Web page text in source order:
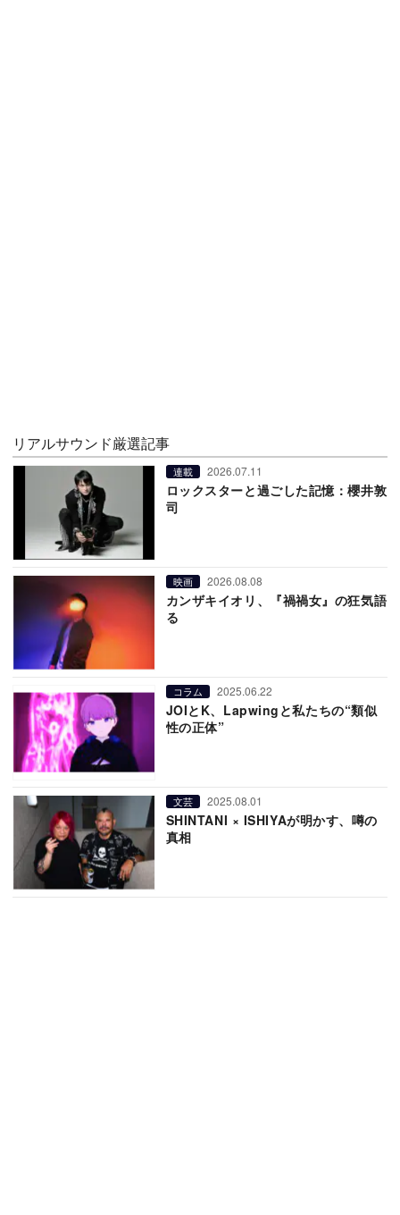
リアルサウンド厳選記事
連載 2026.07.11
ロックスターと過ごした記憶：櫻井敦
司
映画 2026.08.08
カンザキイオリ、『禍禍女』の狂気語
る
コラム 2025.06.22
JOIとK、Lapwingと私たちの“類似
性の正体”
文芸 2025.08.01
SHINTANI × ISHIYAが明かす、噂の
真相